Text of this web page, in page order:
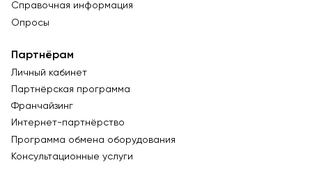
Справочная информация
Опросы
Партнёрам
Личный кабинет
Партнёрская программа
Франчайзинг
Интернет-партнёрство
Программа обмена оборудования
Консультационные услуги